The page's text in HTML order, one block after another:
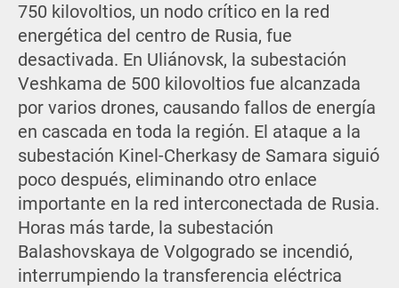
750 kilovoltios, un nodo crítico en la red
energética del centro de Rusia, fue
desactivada. En Uliánovsk, la subestación
Veshkama de 500 kilovoltios fue alcanzada
por varios drones, causando fallos de energía
en cascada en toda la región. El ataque a la
subestación Kinel-Cherkasy de Samara siguió
poco después, eliminando otro enlace
importante en la red interconectada de Rusia.
Horas más tarde, la subestación
Balashovskaya de Volgogrado se incendió,
interrumpiendo la transferencia eléctrica